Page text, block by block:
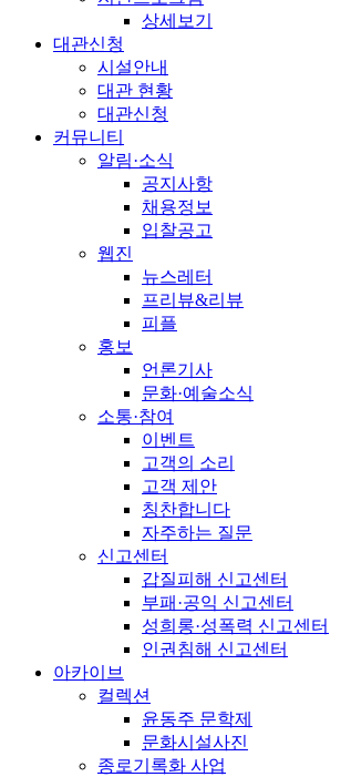
상세보기
대관신청
시설안내
대관 현황
대관신청
커뮤니티
알림·소식
공지사항
채용정보
입찰공고
웹진
뉴스레터
프리뷰&리뷰
피플
홍보
언론기사
문화·예술소식
소통·참여
이벤트
고객의 소리
고객 제안
칭찬합니다
자주하는 질문
신고센터
갑질피해 신고센터
부패·공익 신고센터
성희롱·성폭력 신고센터
인권침해 신고센터
아카이브
컬렉션
윤동주 문학제
문화시설사진
종로기록화 사업